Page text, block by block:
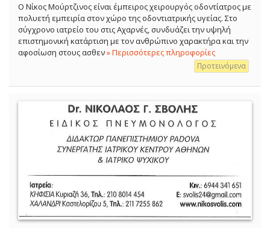
Ο Νίκος Μούρτζινος είναι έμπειρος χειρουργός οδοντίατρος με
πολυετή εμπειρία στον χώρο της οδοντιατρικής υγείας. Στο
σύγχρονο ιατρείο του στις Αχαρνές, συνδυάζει την υψηλή
επιστημονική κατάρτιση με τον ανθρώπινο χαρακτήρα και την
αφοσίωση στους ασθεν» Περισσότερες πληροφορίες
Προτεινόμενα